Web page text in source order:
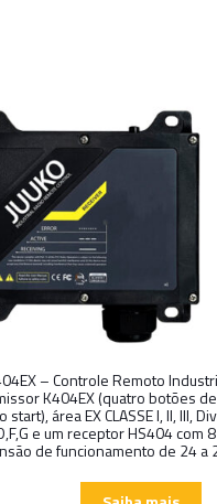
– Controle Remoto
K404EX (quatro botões
start), área EX CLASSE I, II, III,
e um receptor HS404 com
de funcionamento de 24 a